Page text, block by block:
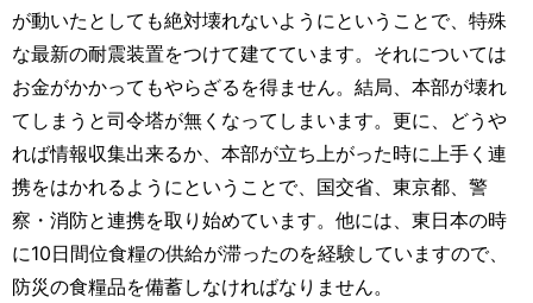
が動いたとしても絶対壊れないようにということで、特殊
な最新の耐震装置をつけて建てています。それについては
お金がかかってもやらざるを得ません。結局、本部が壊れ
てしまうと司令塔が無くなってしまいます。更に、どうや
れば情報収集出来るか、本部が立ち上がった時に上手く連
携をはかれるようにということで、国交省、東京都、警
察・消防と連携を取り始めています。他には、東日本の時
に10日間位食糧の供給が滞ったのを経験していますので、
防災の食糧品を備蓄しなければなりません。